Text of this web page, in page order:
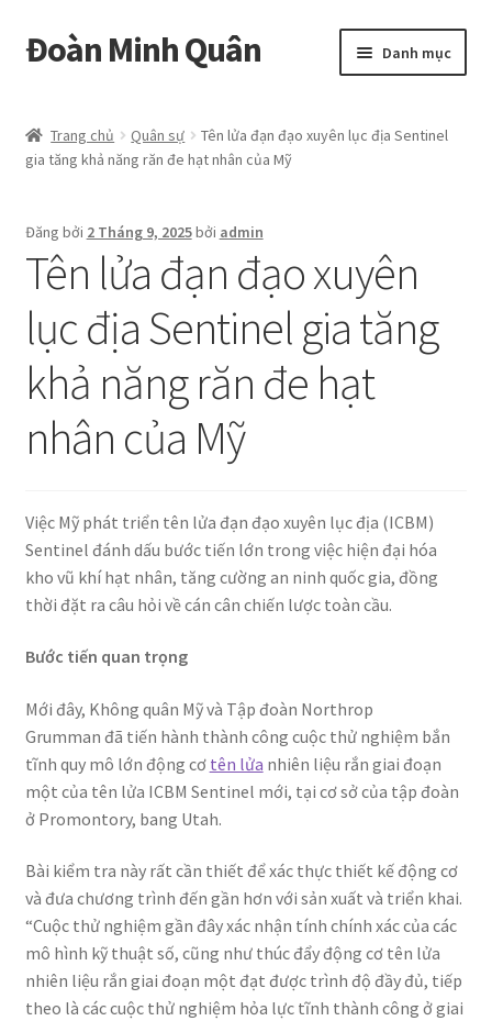
Đi
đến
hướng
Chuyển
đến
dung
Đoàn Minh Quân Danh mục
Curriculum Vitae
Cửa hàng
Hồ sơ năng lực
Liên hệ
Album
Trang chủ Quân sự
Tên lửa đạn đạo xuyên lục địa Sentinel
gia tăng khả năng răn đe hạt nhân của Mỹ
Đăng bởi 2 Tháng 9, 2025bởi admin
Tên lửa đạn đạo xuyên
lục địa Sentinel gia tăng
khả năng răn đe hạt
nhân của Mỹ
Việc Mỹ phát triển tên lửa đạn đạo xuyên lục địa (ICBM)
Sentinel đánh dấu bước tiến lớn trong việc hiện đại hóa
kho vũ khí hạt nhân, tăng cường an ninh quốc gia, đồng
thời đặt ra câu hỏi về cán cân chiến lược toàn cầu.
Bước tiến quan trọng
Mới đây, Không quân Mỹ và Tập đoàn Northrop
Grumman đã tiến hành thành công cuộc thử nghiệm bắn
tĩnh quy mô lớn động cơ tên lửa nhiên liệu rắn giai đoạn
một của tên lửa ICBM Sentinel mới, tại cơ sở của tập đoàn
ở Promontory, bang Utah.
Bài kiểm tra này rất cần thiết để xác thực thiết kế động cơ
và đưa chương trình đến gần hơn với sản xuất và triển khai.
“Cuộc thử nghiệm gần đây xác nhận tính chính xác của các
mô hình kỹ thuật số, cũng như thúc đẩy động cơ tên lửa
nhiên liệu rắn giai đoạn một đạt được trình độ đầy đủ, tiếp
theo là các cuộc thử nghiệm hỏa lực tĩnh thành công ở giai